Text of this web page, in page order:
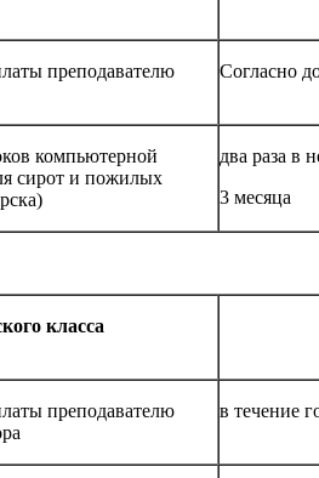
преподавателю Согласно
компьютерной
сирот и пожилых
два раза в
3 месяца
класса
преподавателю
в течение